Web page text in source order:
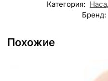
Категория:
Бренд:
Похожие